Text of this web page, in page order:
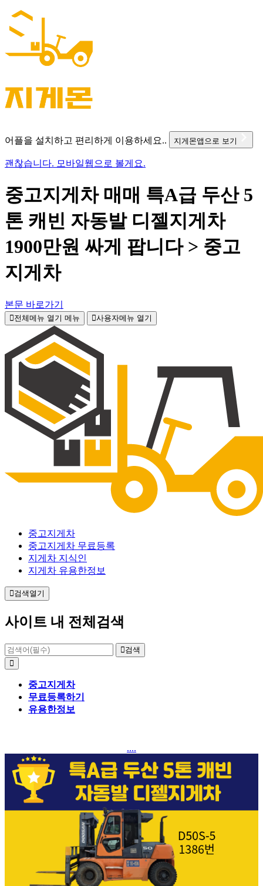
어플을 설치하고 편리하게 이용하세요.. 지게몬앱으로 보기
괜찮습니다. 모바일웹으로 볼게요.
중고지게차 매매 특A급 두산 5
톤 캐빈 자동발 디젤지게차
1900만원 싸게 팝니다 > 중고
지게차
본문 바로가기
전체메뉴 열기 메뉴 사용자메뉴 열기
중고지게차
중고지게차 무료등록
지게차 지식인
지게차 유용한정보
검색열기
사이트 내 전체검색
검색
중고지게차
무료등록하기
유용한정보
....